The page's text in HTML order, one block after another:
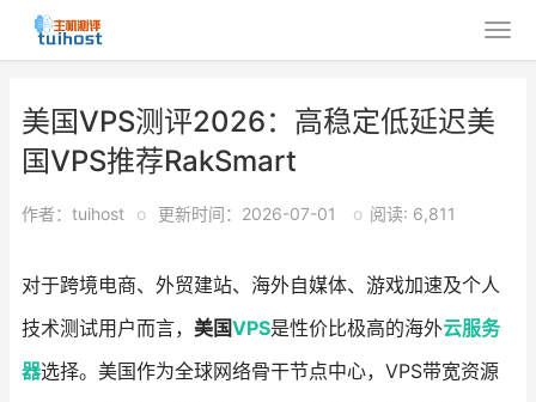
美国VPS测评2026：高稳定低延迟美
国VPS推荐RakSmart
作者：tuihost o 更新时间：2026-07-01 o 阅读: 6,811
对于跨境电商、外贸建站、海外自媒体、游戏加速及个人
技术测试用户而言， 美国VPS是性价比极高的海外云服务
器选择。美国作为全球网络骨干节点中心，VPS带宽资源